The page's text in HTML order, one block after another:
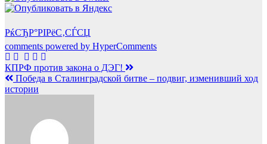
РќСЂР°РІРёС‚СЃСЏ
comments powered by HyperComments
Навигация
по
КПРФ против закона о ДЭГ!
Победа в Сталинградской битве – подвиг, изменивший ход
истории